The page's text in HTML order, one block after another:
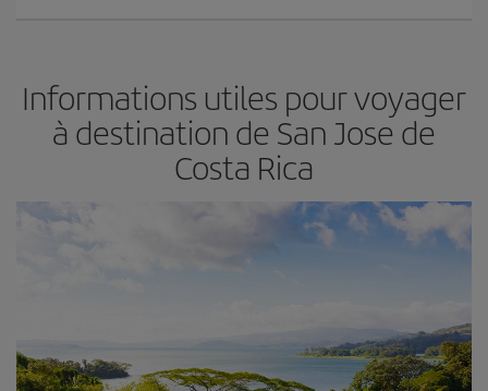
Informations utiles pour voyager
à destination de San Jose de
Costa Rica